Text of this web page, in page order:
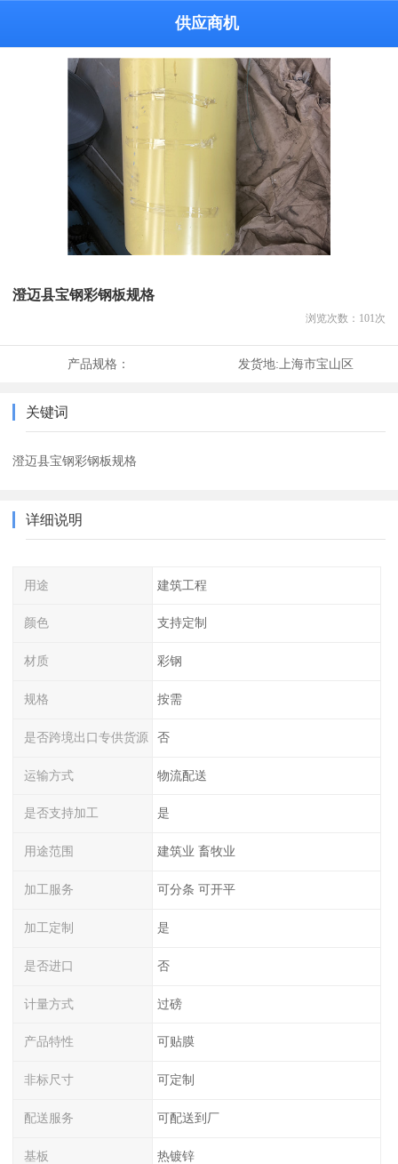
供应商机
澄迈县宝钢彩钢板规格
浏览次数： 101 次
产品规格： 发货地:上海市宝山区
关键词
澄迈县宝钢彩钢板规格
详细说明
用途 建筑工程
颜色 支持定制
材质 彩钢
规格 按需
是否跨境出口专供货源 否
运输方式 物流配送
是否支持加工 是
用途范围 建筑业 畜牧业
加工服务 可分条 可开平
加工定制 是
是否进口 否
计量方式 过磅
产品特性 可贴膜
非标尺寸 可定制
配送服务 可配送到厂
基板 热镀锌